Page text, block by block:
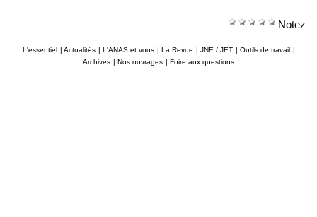
Notez
L'essentiel | Actualités | L'ANAS et vous | La Revue | JNE / JET | Outils de travail |
Archives | Nos ouvrages | Foire aux questions